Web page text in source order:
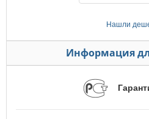
Нашли
Информация